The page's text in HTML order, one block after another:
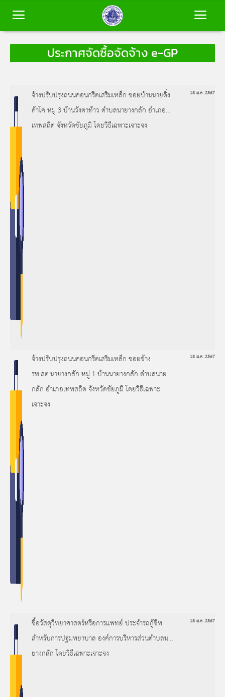
หน้าหลัก
ข้อมูลพื้นฐาน
บุคลากร
ข่าวสาร
การประเมินคุณธรรมและความโปร่งใส
(ITA)
ประกาศจัดซื้อจัดจ้าง e-GP
จ้างปรับปรุงถนนคอนกรีตเสริมเหล็ก ซอยบ้านนายดิ่ง
ค้าโค หมู่ 3 บ้านวังตาท้าว ตำบลนายางกลัก อำเภอ
เทพสถิต จังหวัดชัยภูมิ โดยวิธีเฉพาะเจาะจง
18 ม.ค. 2567
จ้างปรับปรุงถนนคอนกรีตเสริมเหล็ก ซอยข้าง
รพ.สต.นายางกลัก หมู่ 1 บ้านนายางกลัก ตำบลนายาง
กลัก อำเภอเทพสถิต จังหวัดชัยภูมิ โดยวิธีเฉพาะ
เจาะจง
18 ม.ค. 2567
ซื้อวัสดุวิทยาศาสตร์หรือการแพทย์ ประจำรถกู้ชีพ
สำหรับการปฐมพยาบาล องค์การบริหารส่วนตำบลนา
ยางกลัก โดยวิธีเฉพาะเจาะจง
18 ม.ค. 2567